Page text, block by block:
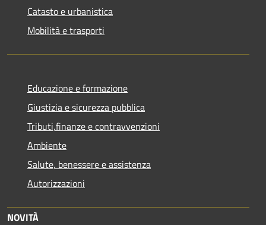
Catasto e urbanistica
Mobilità e trasporti
Educazione e formazione
Giustizia e sicurezza pubblica
Tributi,finanze e contravvenzioni
Ambiente
Salute, benessere e assistenza
Autorizzazioni
NOVITÀ